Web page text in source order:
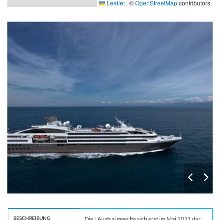
Leaflet | ©OpenStreetMapcontributors
BESCHREIBUNG